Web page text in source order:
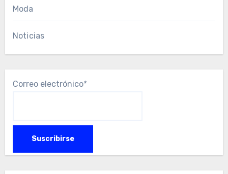
Moda
Noticias
Correo electrónico*